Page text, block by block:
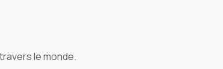
le monde.